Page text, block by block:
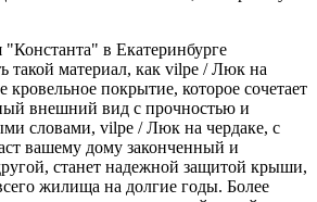
в Екатеринбурге
такой материал, как vilpe / Люк на
кровельное покрытие, которое сочетает
внешний вид с прочностью и
словами, vilpe / Люк на чердаке, с
вашему дому законченный и
станет надежной защитой крыши,
жилища на долгие годы. Более